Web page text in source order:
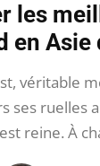
les
en Asie
véritable
ses ruelles
reine. À